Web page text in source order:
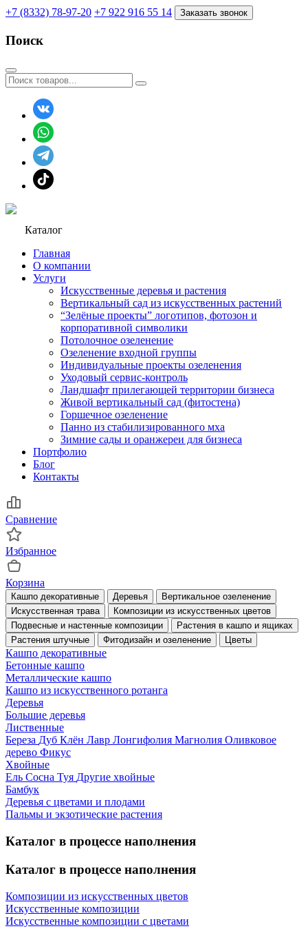
+7 (8332) 78-97-20 +7 922 916 55 14 Заказать звонок
Поиск
Каталог
Главная
О компании
Услуги
Искусственные деревья и растения
Вертикальный сад из искусственных растений
“Зелёные проекты” логотипов, фотозон и
корпоративной символики
Потолочное озеленение
Озеленение входной группы
Индивидуальные проекты озеленения
Уходовый сервис-контроль
Ландшафт прилегающей территории бизнеса
Живой вертикальный сад (фитостена)
Горшечное озеленение
Панно из стабилизированного мха
Зимние сады и оранжереи для бизнеса
Портфолио
Блог
Контакты
Сравнение
Избранное
Корзина
Кашпо декоративные Деревья
Вертикальное озеленение
Искусственная трава
Композиции из искусственных цветов
Подвесные и настенные композиции
Растения в кашпо и ящиках
Растения штучные
Фитодизайн и озеленение Цветы
Кашпо декоративные
Бетонные кашпо
Металлические кашпо
Кашпо из искусственного ротанга
Деревья
Большие деревья
Лиственные
Береза Дуб Клён Лавр Лонгифолия Магнолия Оливковое
дерево Фикус
Хвойные
Ель Сосна Туя Другие хвойные
Бамбук
Деревья с цветами и плодами
Пальмы и экзотические растения
Каталог в процессе наполнения
Каталог в процессе наполнения
Композиции из искусственных цветов
Искусственные композиции
Искусственные композиции с цветами